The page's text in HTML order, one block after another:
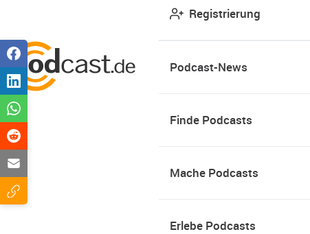
Registrierung
Podcast-News
Finde Podcasts
Mache Podcasts
Erlebe Podcasts